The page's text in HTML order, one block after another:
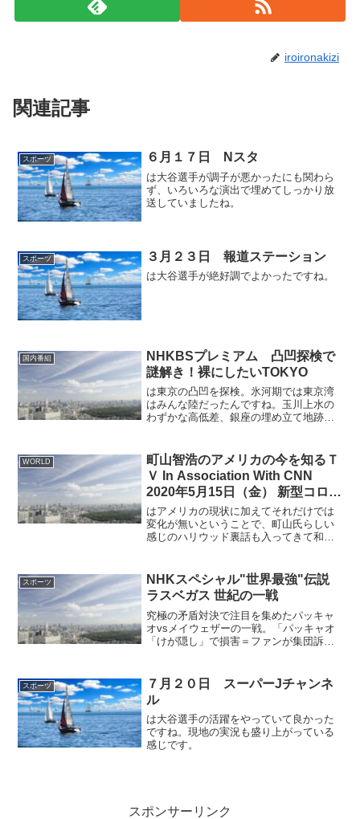
iroironakizi
関連記事
スポーツ ６月１７日 Nスタ
は大谷選手が調子が悪かったにも関わら
ず、いろいろな演出で埋めてしっかり放
送していましたね。
スポーツ ３月２３日 報道ステーション
は大谷選手が絶好調でよかったですね。
国内番組
NHKBSプレミアム 凸凹探検で
謎解き！裸にしたいTOKYO
は東京の凸凹を探検。氷河期では東京湾
はみんな陸だったんですね。玉川上水の
わずかな高低差、銀座の埋め立て地跡、
は山に隔てられて都市が発達しています
けど、首都自体も谷間に発...
WORLD
町山智浩のアメリカの今を知るＴ
Ｖ In Association With CNN
2020年5月15日（金） 新型コロナ
ウイルス感染のカリフォルニアよ
り町山緊急報告（5）
はアメリカの現状に加えてそれだけでは
変化が無いということで、町山氏らしい
感じのハリウッド裏話も入ってきて和気
ア物の映画が受けるようになるだろうと
いわれているらしい。もし...
スポーツ
NHKスペシャル"世界最強"伝説
ラスベガス 世紀の一戦
究極の矛盾対決で注目を集めたパッキャ
オvsメイウェザーの一戦。「パッキャオ
「けが隠し」で損害＝ファンが集団訴訟
記載があったことは確かな模様。日本で
は似たような契約不履行...
スポーツ
７月２０日 スーパーJチャンネ
ル
は大谷選手の活躍をやっていて良かった
ですね。現地の実況も盛り上がっている
感じです。
スポンサーリンク